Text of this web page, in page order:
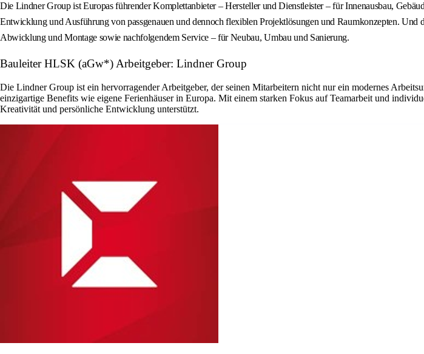
Die Lindner Group ist Europas führender Komplettanbieter – Hersteller und Dienstleister – für Innenausbau,
Entwicklung und Ausführung von passgenauen und dennoch flexiblen Projektlösungen und Raumkonzepten. Und
Abwicklung und Montage sowie nachfolgendem Service – für Neubau, Umbau und Sanierung.
Bauleiter HLSK (aGw*) Arbeitgeber: Lindner Group
Die Lindner Group ist ein hervorragender Arbeitgeber, der seinen Mitarbeitern nicht nur ein modernes
einzigartige Benefits wie eigene Ferienhäuser in Europa. Mit einem starken Fokus auf Teamarbeit und
Kreativität und persönliche Entwicklung unterstützt.